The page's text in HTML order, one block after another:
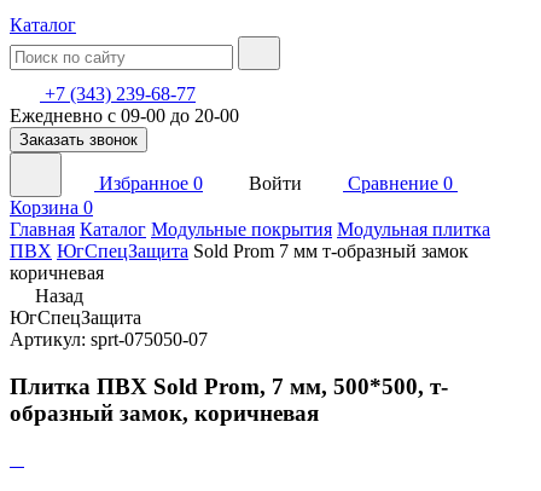
Каталог
+7 (343) 239-68-77
Ежедневно с 09-00 до 20-00
Заказать звонок
Избранное 0 Войти Сравнение 0
Корзина 0
Главная Каталог Модульные покрытия Модульная плитка
ПВХ ЮгСпецЗащита Sold Prom 7 мм т-образный замок
коричневая
Назад
ЮгСпецЗащита
Артикул: sprt-075050-07
Плитка ПВХ Sold Prom, 7 мм, 500*500, т-
образный замок, коричневая